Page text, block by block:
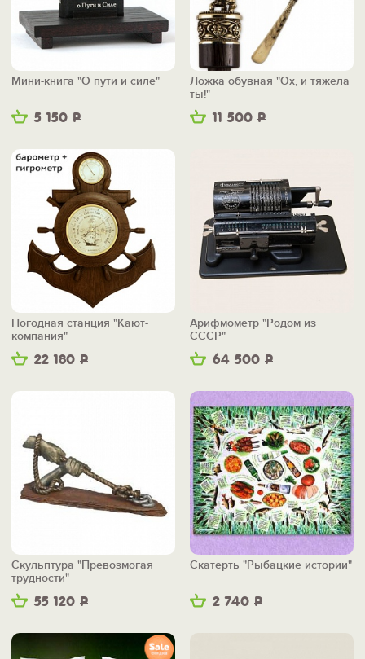
5 150 Р
Мини-книга "О пути и силе"
11 500 Р
Ложка обувная "Ох, и тяжела
ты!"
22 180 Р
Погодная станция "Кают-
компания"
64 500 Р
Арифмометр "Родом из
СССР"
55 120 Р
Скульптура "Превозмогая
трудности"
2 740 Р
Скатерть "Рыбацкие истории"